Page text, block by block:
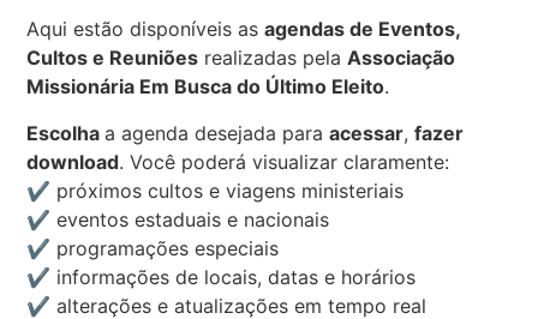
Aqui estão disponíveis asagendas de Eventos,
Cultos e Reuniões realizadas pelaAssociação
Missionária Em Busca do Último Eleito.
Escolhaa agenda desejada paraacessar,fazer
download. Você poderá visualizar claramente:
✔ próximos cultos e viagens ministeriais
✔ eventos estaduais e nacionais
✔ programações especiais
✔ informações de locais, datas e horários
✔ alterações e atualizações em tempo real